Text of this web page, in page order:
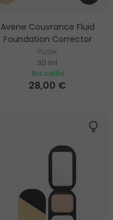
Avene Couvrance Fluid
Foundation Corrector
Puder
30 ml
Na zalihi
28,00 €